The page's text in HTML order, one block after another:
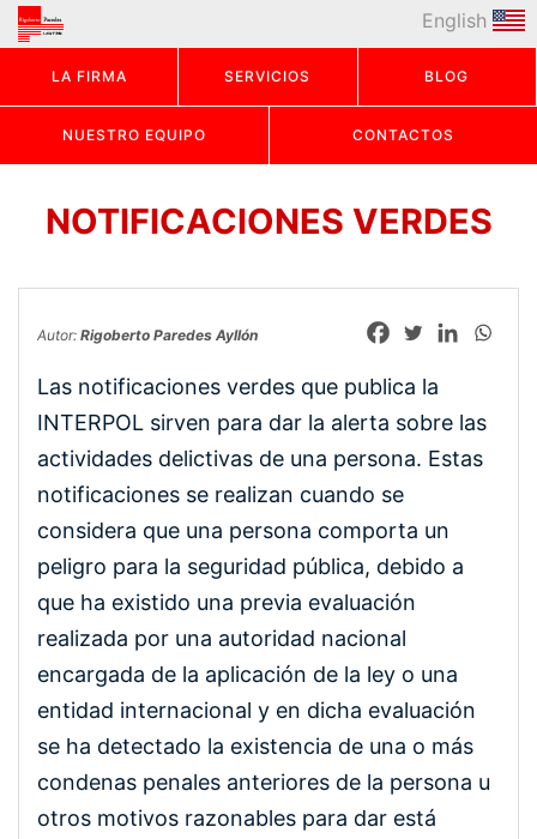
LA FIRMA SERVICIOS BLOG
NUESTRO EQUIPO CONTACTOS
English
NOTIFICACIONES VERDES
Autor: Rigoberto Paredes Ayllón
Las notificaciones verdes que publica la
INTERPOL sirven para dar la alerta sobre las
actividades delictivas de una persona. Estas
notificaciones se realizan cuando se
considera que una persona comporta un
peligro para la seguridad pública, debido a
que ha existido una previa evaluación
realizada por una autoridad nacional
encargada de la aplicación de la ley o una
entidad internacional y en dicha evaluación
se ha detectado la existencia de una o más
condenas penales anteriores de la persona u
otros motivos razonables para dar está